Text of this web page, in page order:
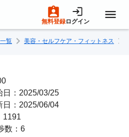
無料登録ログイン
覧 美容・セルフケア・フィットネス
日：2025/03/25
日：2025/06/04
1191
数：6